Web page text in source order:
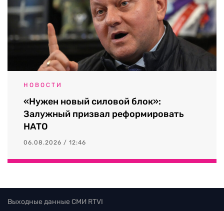
НОВОСТИ
«Нужен новый силовой блок»:
Залужный призвал реформировать
НАТО
06.08.2026 / 12:46
Выходные данные СМИ RTVI